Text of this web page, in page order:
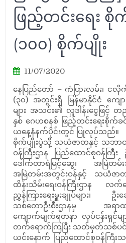
ဖြည့်တင်းရေး
(၁၀၀) စိုက်ပျိုး
11/07/2020
နေပြည်တော် – ကံပြားလမ်း၊
(၃၀) အတွင်းရှိ မြန်မာနိုင်ငံ ကျ
များ အသင်း၏ လှူဒါန်းငွေဖြင့်
နှစ် ဂေဟစနစ် ဖြည့်တင်းရေးစိုက်
ယနေ့နံနက်ပိုင်းတွင် ပြုလုပ်သည်။
စိုက်ပျိုးပွဲသို့ သယံဇာတနှင့် သဘာဝ
ဝန်ကြီးဌာန ပြည်ထောင်စုဝန်ကြီး
ဒေါက်တာရဲမြင့်ဆွေ၊ အမြဲတမ်
အမြဲတမ်းအတွင်းဝန်နှင့် သယံဇာ
ထိန်းသိမ်းရေးဝန်ကြီးဌာန လက်
ညွှန်ကြားရေးမှူးချုပ်များ၊ ဦးဆ
သစ်တောဦးစီးဌာနမှ အရာထ
ကျောက်မျက်ရတနာ လုပ်ငန်းရှင်မ
တက်ရောက်ကြပြီး သတ်မှတ်သစ်ပင်
ယင်းနောက် ပြည်ထောင်စုဝန်ကြီး